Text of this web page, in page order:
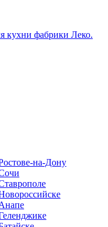
кухни фабрики Леко.
на-Дону